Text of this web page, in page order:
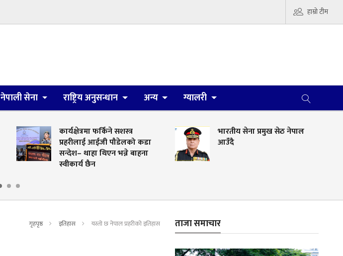
हाम्रो टीम
नेपाली सेना राष्ट्रिय अनुसन्धान अन्य ग्यालरी
कार्यक्षेत्रमा फर्किने सशस्त्र
प्रहरीलाई आईजी पौडेलको कडा
सन्देश– थाहा थिएन भन्ने बाहना
स्वीकार्य छैन
भारतीय सेना प्रमुख सेठ नेपाल
आउँदै
गृहपृष्ठ इतिहास यस्तो छ नेपाल प्रहरीको इतिहास ताजा समाचार